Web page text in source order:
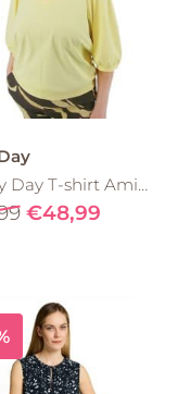
Amie-V L24.375.3222 Butter Yellow
€48,99